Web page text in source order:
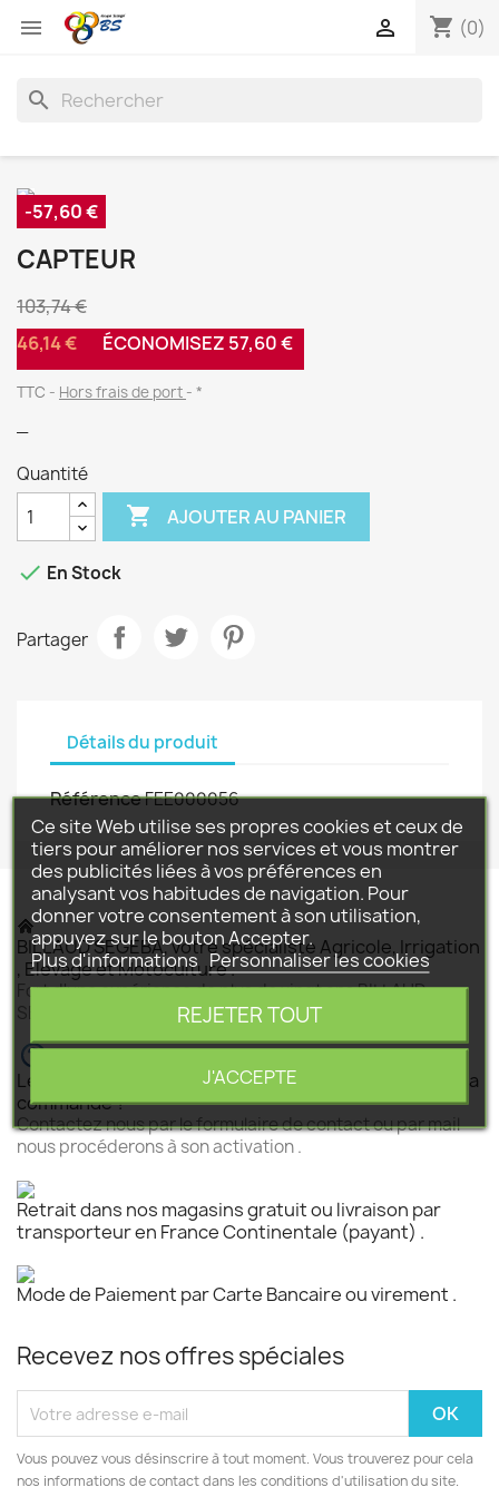
 shopping_cart (0)

search
-57,60 €
CAPTEUR
103,74 €
46,14 €
ÉCONOMISEZ 57,60 €
TTC Hors frais de port *
Quantité
 AJOUTER AU PANIER
 En Stock
Partager
Détails du produit
RéférenceFEE000056
BILLAUD SEGEBA, votre spécialiste Agricole, Irrigation
, Elevage et Motoculture .
Fort d'une expérience de plus de vingt ans BILLAUD
SEGEBA vous accompagne dans tous vos projets .
Le produit est disponible mais n 'est pas activé pour la
commande ?
Contactez nous par le formulaire de contact ou par mail
nous procéderons à son activation .
Retrait dans nos magasins gratuit ou livraison par
transporteur en France Continentale (payant) .
Mode de Paiement par Carte Bancaire ou virement .
Recevez nos offres spéciales
Vous pouvez vous désinscrire à tout moment. Vous trouverez pour cela
nos informations de contact dans les conditions d'utilisation du site.
Ce site Web utilise ses propres cookies et ceux de
tiers pour améliorer nos services et vous montrer
des publicités liées à vos préférences en
analysant vos habitudes de navigation. Pour
donner votre consentement à son utilisation,
appuyez sur le bouton Accepter.
Plus d'informations Personnaliser les cookies
REJETER TOUT
J'ACCEPTE